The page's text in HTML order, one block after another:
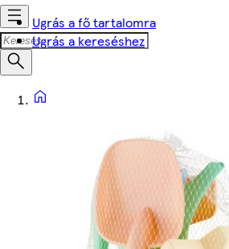
Ugrás a fő tartalomra
Ugrás a kereséshez